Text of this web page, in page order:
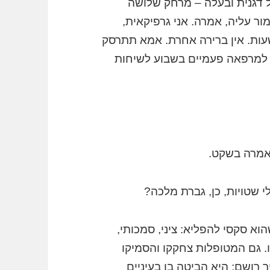
דגנית ובעלה – מרחק שלושה
עליה, אמרה. אני גרפיקאית,
אין ברירה אחרת. אמא תתרסק
פעמיים בשבוע לשיחות
אמרה בשקט.
שטויות, כן, גברת מלכה?
סקסי להפליא: ציני, סמכותי,
גם המטופלות צחקקו והסמיקו
היא הביטה בו בעיניים